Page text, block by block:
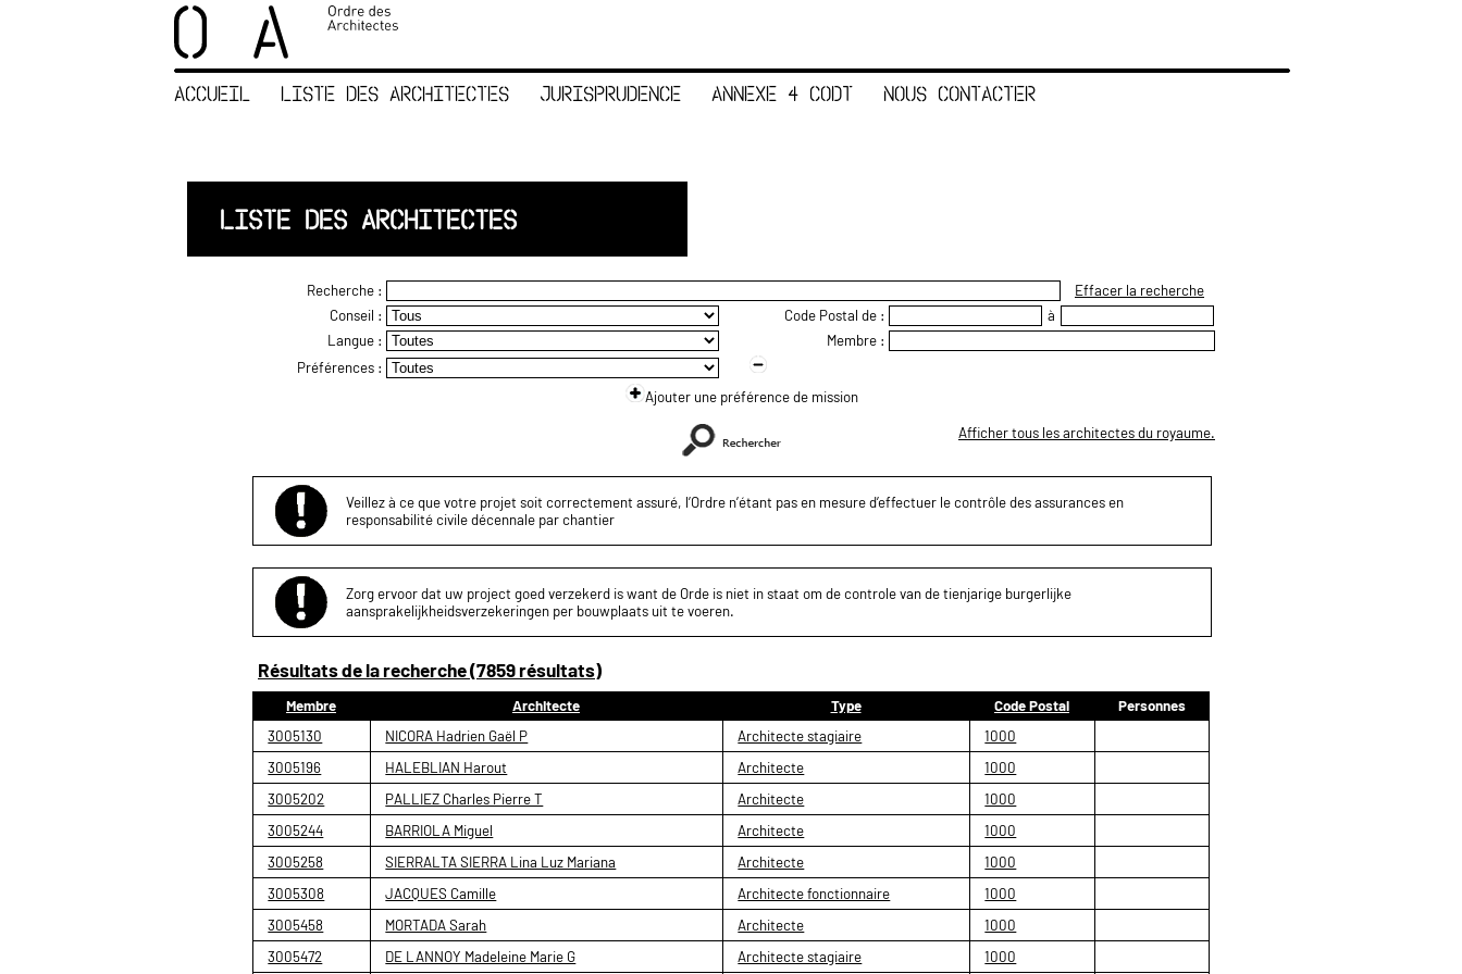
ACCUEIL LISTE DES ARCHITECTES JURISPRUDENCE ANNEXE 4 CODT NOUS CONTACTER
LISTE DES ARCHITECTES
Recherche :
Effacer la recherche
Conseil :
Code Postal de :
à
Langue :
Membre :
Préférences :
Ajouter une préférence de mission
Afficher tous les architectes du royaume.
Veillez à ce que votre projet soit correctement assuré, l’Ordre n’étant pas en mesure d’effectuer le contrôle des assurances en
responsabilité civile décennale par chantier
Zorg ervoor dat uw project goed verzekerd is want de Orde is niet in staat om de controle van de tienjarige burgerlijke
aansprakelijkheidsverzekeringen per bouwplaats uit te voeren.
Résultats de la recherche (7859 résultats)
Membre Architecte Type Code Postal
Personnes
3005130
NICORA Hadrien Gaël P Architecte stagiaire
1000
3005196
HALEBLIAN Harout Architecte
1000
3005202
PALLIEZ Charles Pierre T Architecte
1000
3005244
BARRIOLA Miguel Architecte
1000
3005258
SIERRALTA SIERRA Lina Luz Mariana Architecte
1000
3005308
JACQUES Camille Architecte fonctionnaire
1000
3005458
MORTADA Sarah Architecte
1000
3005472
DE LANNOY Madeleine Marie G Architecte stagiaire 1000